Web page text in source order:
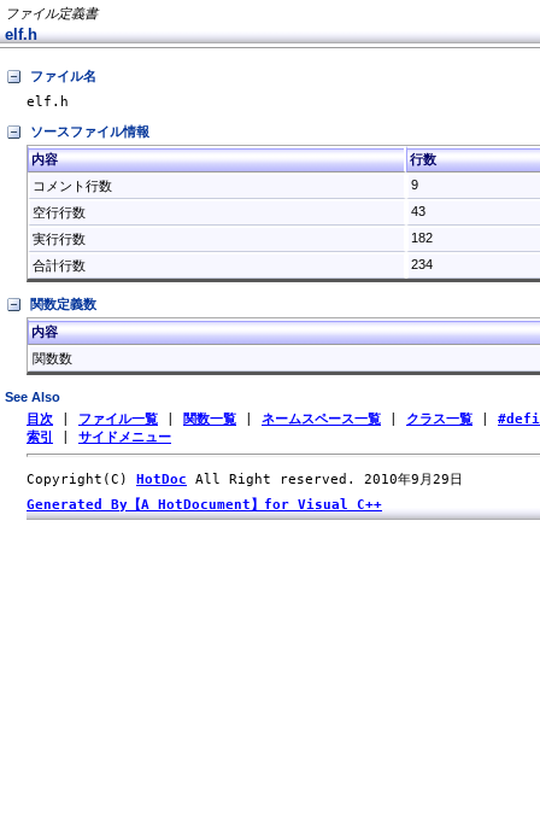
ファイル定義書
elf.h
ファイル名
elf.h
ソースファイル情報
内容
行数
コメント行数
9
空行行数
43
実行行数
182
合計行数
234
関数定義数
内容
関数数
See Also
目次 ファイル一覧 関数一覧 ネームスペース一覧 クラス一覧
索引
サイドメニュー
Copyright(C) HotDoc All Right reserved. 2010年9月29日
Generated By【A HotDocument】for Visual C++